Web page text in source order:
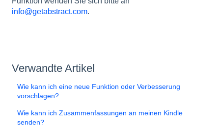
info@getabstract.com.
Verwandte Artikel
Wie kann ich eine neue Funktion oder Verbesserung
vorschlagen?
Wie kann ich Zusammenfassungen an meinen Kindle
senden?